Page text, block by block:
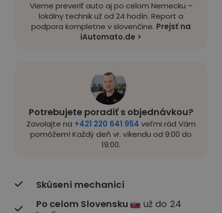
Potrebujete poradiť s objednávkou?
Zavolajte na +421 220 641 954 veľmi rád Vám
pomôžem! Každý deň vr. víkendu od 9:00 do
19:00.
Skúsení mechanici
Po celom Slovensku
už do 24
Vieme preveriť auto aj po celom Nemecku –
lokálny technik už od 24 hodín. Report a
podpora kompletne v slovenčine. Prejsť na
iAutomato.de >